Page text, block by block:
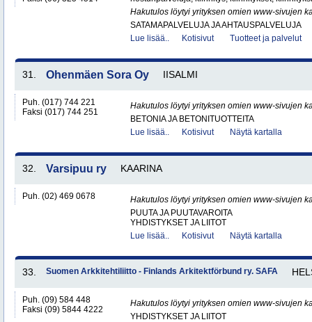
Hakutulos löytyi yrityksen omien www-sivujen
SATAMAPALVELUJA JA AHTAUSPALVELUJA
Lue lisää..
Kotisivut Tuotteet ja palvelut
31. Ohenmäen Sora Oy IISALMI
Puh. (017) 744 221
Faksi (017) 744 251
Hakutulos löytyi yrityksen omien www-sivujen
BETONIA JA BETONITUOTTEITA
Lue lisää..
Kotisivut Näytä kartalla
32. Varsipuu ry KAARINA
Puh. (02) 469 0678
Hakutulos löytyi yrityksen omien www-sivujen
PUUTA JA PUUTAVAROITA
YHDISTYKSET JA LIITOT
Lue lisää..
Kotisivut Näytä kartalla
33. Suomen Arkkitehtiliitto - Finlands Arkitektförbund ry. SAFA
Puh. (09) 584 448
Faksi (09) 5844 4222
Hakutulos löytyi yrityksen omien www-sivujen
YHDISTYKSET JA LIITOT